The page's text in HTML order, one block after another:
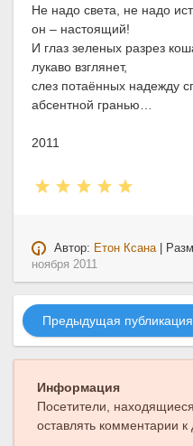
Не надо света, не надо
он – настоящий!
И глаз зеленых разрез
лукаво взглянет,
слез потаённых надежду
абсентной гранью…
2011
Автор: Етон Ксана|
ноября 2011
Предыдущая публикация
Информация
Посетители,
оставлять комментарии